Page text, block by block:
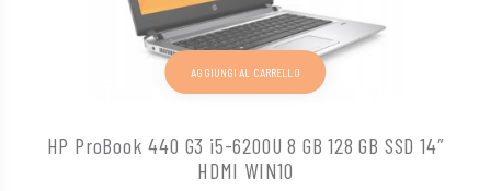
HP ProBook 440 G3 i5-6200U 8 GB 128 GB SSD 14″
HDMI WIN10
AGGIUNGI AL CARRELLO